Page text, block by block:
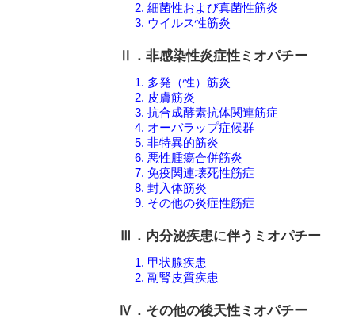
2. 細菌性および真菌性筋炎
3. ウイルス性筋炎
Ⅱ．非感染性炎症性ミオパチー
1. 多発（性）筋炎
2. 皮膚筋炎
3. 抗合成酵素抗体関連筋症
4. オーバラップ症候群
5. 非特異的筋炎
6. 悪性腫瘍合併筋炎
7. 免疫関連壊死性筋症
8. 封入体筋炎
9. その他の炎症性筋症
Ⅲ．内分泌疾患に伴うミオパチー
1. 甲状腺疾患
2. 副腎皮質疾患
Ⅳ．その他の後天性ミオパチー